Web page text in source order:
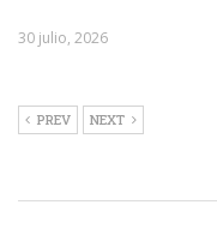
30 julio, 2026
PREV NEXT